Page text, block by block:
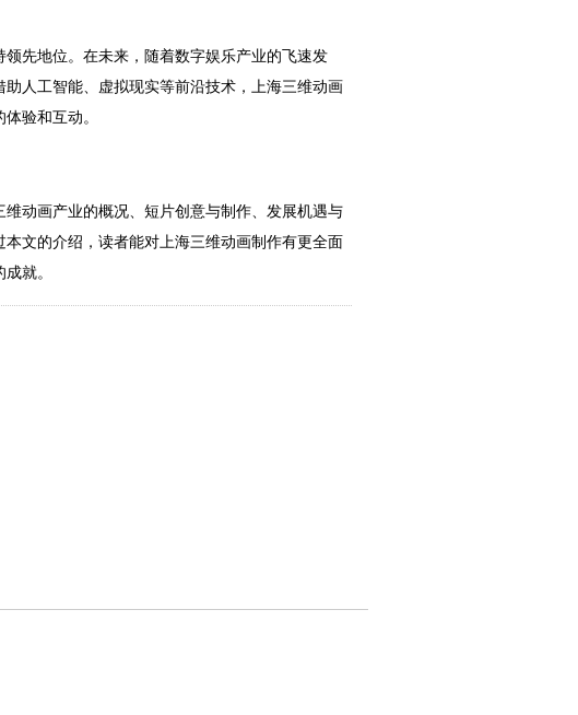
先地位。在未来，随着数字娱乐产业的飞速发
人工智能、虚拟现实等前沿技术，上海三维动画
验和互动。
动画产业的概况、短片创意与制作、发展机遇与
文的介绍，读者能对上海三维动画制作有更全面
就。